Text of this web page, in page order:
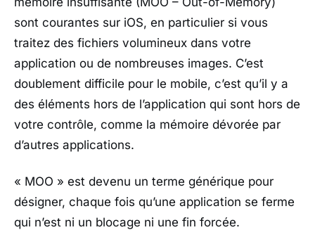
sont courantes sur iOS, en particulier si vous
traitez des fichiers volumineux dans votre
application ou de nombreuses images. C’est
doublement difficile pour le mobile, c’est qu’il y a
des éléments hors de l’application qui sont hors de
votre contrôle, comme la mémoire dévorée par
d’autres applications.
« MOO » est devenu un terme générique pour
désigner, chaque fois qu’une application se ferme
qui n’est ni un blocage ni une fin forcée.